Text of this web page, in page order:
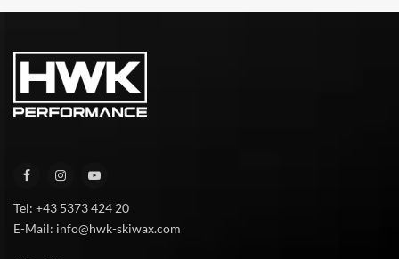
Tel: +43 5373 424 20
E-Mail: info@hwk-skiwax.com